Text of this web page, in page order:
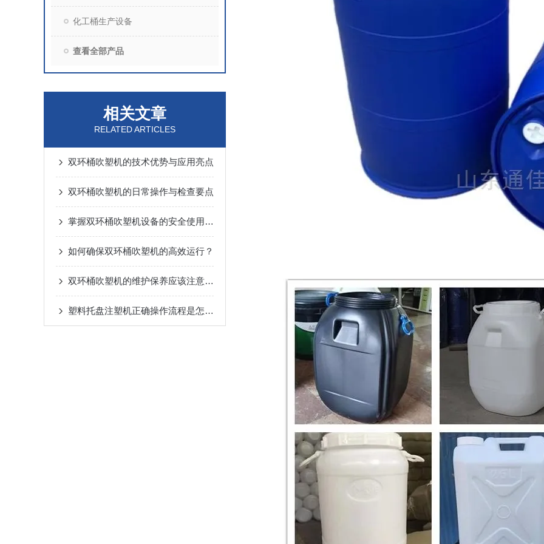
化工桶生产设备
查看全部产品
相关文章
RELATED ARTICLES
双环桶吹塑机的技术优势与应用亮点
双环桶吹塑机的日常操作与检查要点
掌握双环桶吹塑机设备的安全使用秘籍
如何确保双环桶吹塑机的高效运行？
双环桶吹塑机的维护保养应该注意以下事项
塑料托盘注塑机正确操作流程是怎样的？